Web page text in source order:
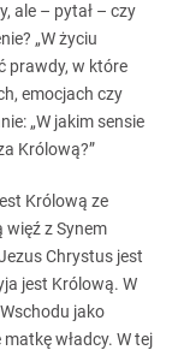
ale – pytał – czy
„W życiu
prawdy, w które
emocjach czy
„W jakim sensie
Królową?”
Królową ze
z Synem
Chrystus jest
jest Królową. W
jako
władcy. W tej